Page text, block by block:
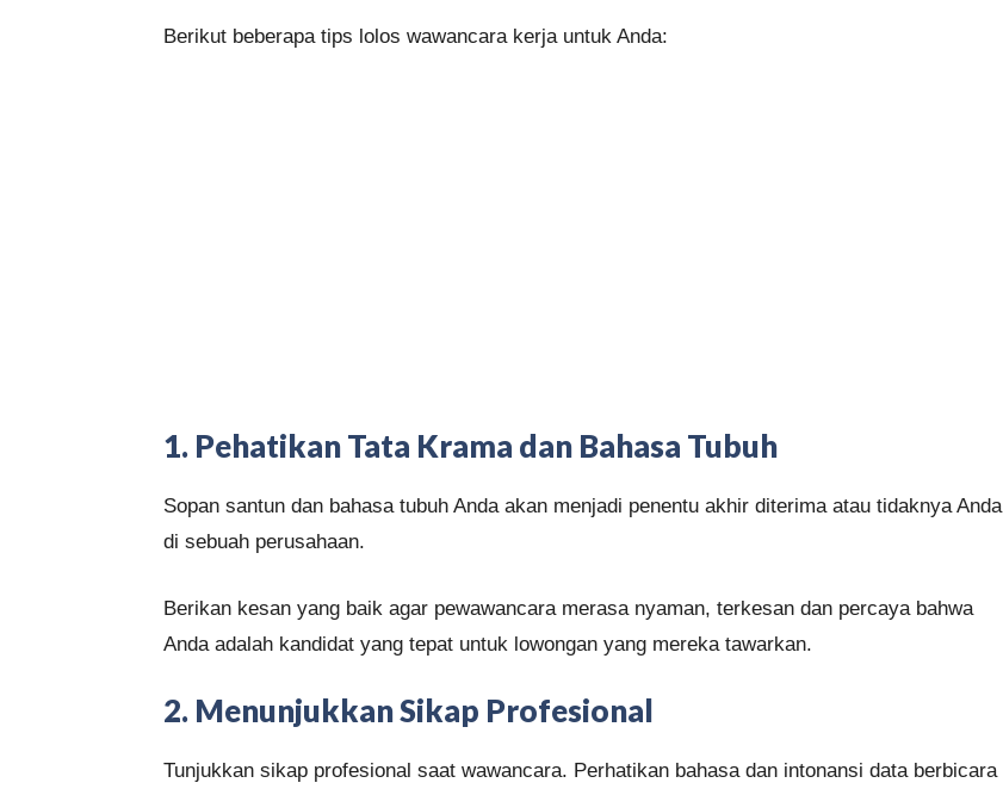
Berikut beberapa tips lolos wawancara kerja untuk Anda:
1. Pehatikan Tata Krama dan Bahasa Tubuh
Sopan santun dan bahasa tubuh Anda akan menjadi penentu akhir diterima atau tidaknya Anda
di sebuah perusahaan.
Berikan kesan yang baik agar pewawancara merasa nyaman, terkesan dan percaya bahwa
Anda adalah kandidat yang tepat untuk lowongan yang mereka tawarkan.
2. Menunjukkan Sikap Profesional
Tunjukkan sikap profesional saat wawancara. Perhatikan bahasa dan intonansi data berbicara